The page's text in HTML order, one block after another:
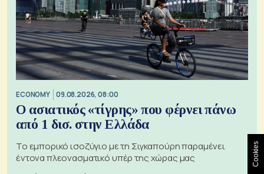
ECONOMY 09.08.2026, 08:00
Ο ασιατικός «τίγρης» που φέρνει πάνω
από 1 δισ. στην Ελλάδα
Το εμπορικό ισοζύγιο με τη Σιγκαπούρη παραμένει
έντονα πλεονασματικό υπέρ της χώρας μας
Cookies